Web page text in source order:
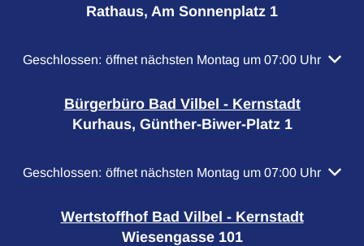
Rathaus, Am Sonnenplatz 1
Klicken, um weitere Öffnungs- oder Schließzeiten
Geschlossen: öffnet nächsten Montag um 07:00 Uhr
Bürgerbüro Bad Vilbel - Kernstadt
Kurhaus, Günther-Biwer-Platz 1
Klicken, um weitere Öffnungs- oder Schließzeiten
Geschlossen: öffnet nächsten Montag um 07:00 Uhr
Wertstoffhof Bad Vilbel - Kernstadt
Wiesengasse 101